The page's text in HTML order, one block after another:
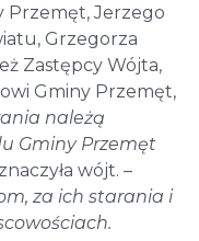
Przemęt, Jerzego
Grzegorza
Zastępcy Wójta,
Gminy Przemęt,
należą
Gminy Przemęt
wójt. –
za ich starania i